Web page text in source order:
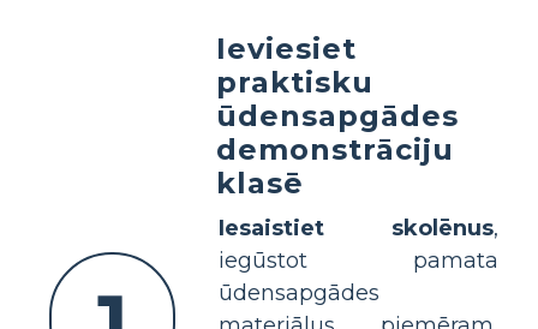
Ieviesiet
praktisku
ūdensapgādes
demonstrāciju
klasē
Iesaistiet skolēnus,
iegūstot pamata
ūdensapgādes